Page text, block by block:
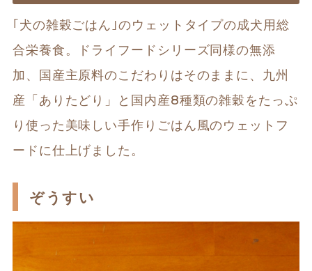
｢犬の雑穀ごはん｣のウェットタイプの成犬用総
合栄養食。ドライフードシリーズ同様の無添
加、国産主原料のこだわりはそのままに、九州
産「ありたどり」と国内産8種類の雑穀をたっぷ
り使った美味しい手作りごはん風のウェットフ
ードに仕上げました。
ぞうすい